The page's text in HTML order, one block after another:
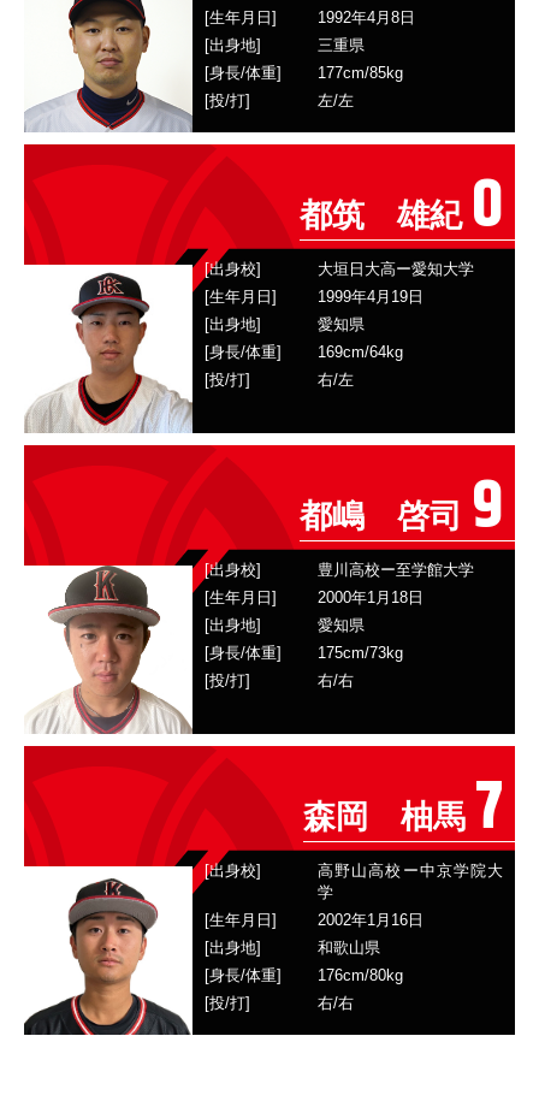
[生年月日]
1992年4月8日
[出身地]
三重県
[身長/体重]
177cm/85kg
[投/打]
左/左
都筑 雄紀 0
[出身校]
大垣日大高ー愛知大学
[生年月日]
1999年4月19日
[出身地]
愛知県
[身長/体重]
169cm/64kg
[投/打]
右/左
都嶋 啓司 9
[出身校]
豊川高校ー至学館大学
[生年月日]
2000年1月18日
[出身地]
愛知県
[身長/体重]
175cm/73kg
[投/打]
右/右
森岡 柚馬 7
[出身校]
高野山高校ー中京学院大
学
[生年月日]
2002年1月16日
[出身地]
和歌山県
[身長/体重]
176cm/80kg
[投/打]
右/右